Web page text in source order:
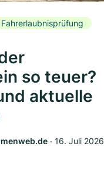
so teuer?
aktuelle
‧ 16. Juli 2026